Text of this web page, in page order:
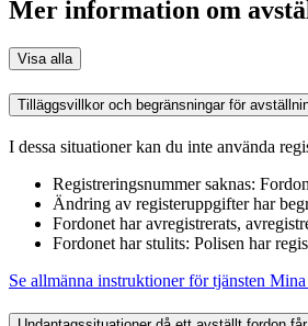
Mer information om
Visa alla
Tilläggsvillkor och begränsningar för
I dessa situationer kan du inte använda
Registreringsnummer saknas:
Ändring av registeruppgifter har
Fordonet har avregistrerats,
Fordonet har stulits: Polisen har
Se allmänna instruktioner för tjänsten Mina